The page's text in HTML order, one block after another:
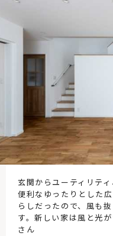
玄関からユーティリテ
便利なゆったりとした
らしだったので、風も
す。新しい家は風と光
さん